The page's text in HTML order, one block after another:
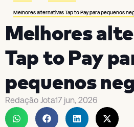
Melhores alternativas Tap to Pay para pequenos
Melhores
Tap to Pay
pequenos
Redação Jota17 jun, 2026